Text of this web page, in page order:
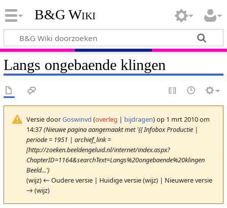
B&G Wiki
Langs ongebaende klingen
Versie doorGoswinvd (overleg | bijdragen)op 1 mrt 2010 om
14:37(Nieuwe pagina aangemaakt met '{{ Infobox Productie |
periode = 1951 | archief_link =
[http://zoeken.beeldengeluid.nl/internet/index.aspx?
ChapterID=1164&searchText=Langs%20ongebaende%20klingen
Beeld...')
(wijz) ← Oudere versie | Huidige versie (wijz) | Nieuwere versie
→ (wijz)